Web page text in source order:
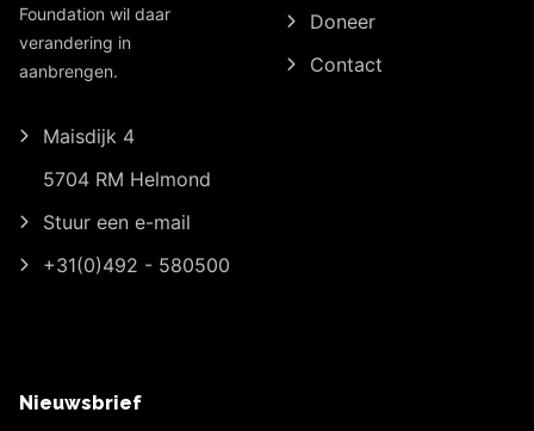
Foundation wil daar
verandering in
aanbrengen.
Maisdijk 4
5704 RM Helmond
Stuur een e-mail
+31(0)492 - 580500
Doneer
Contact
Nieuwsbrief